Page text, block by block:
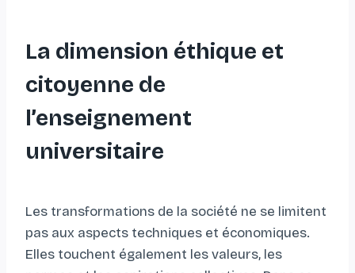
La dimension éthique et
citoyenne de
l’enseignement
universitaire
Les transformations de la société ne se limitent
pas aux aspects techniques et économiques.
Elles touchent également les valeurs, les